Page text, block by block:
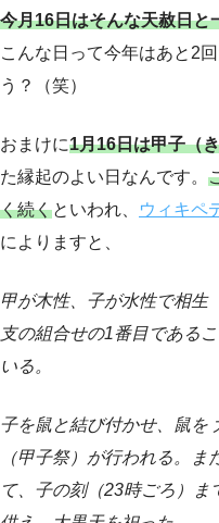
今月16日はそんな天赦日と
こんな日って今年はあと2
う？（笑）
おまけに1月16日は甲子（
た縁起のよい日なんです。
く続くといわれ、
ウィキペ
によりますと、
甲が木性、子が水性で相生
支の組合せの1番目である
いる。
子を鼠と結び付かせ、鼠を
（甲子祭）が行われる。
て、子の刻（23時ごろ）